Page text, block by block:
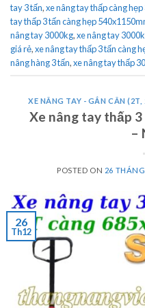
tay 3 tấn,xe nâng tay thấp càng
tay thấp 3 tấn càng hẹp
nâng tay 3000kg,xe nâng tay
giá rẻ,xe nâng tay thấp 3 tấn càng
nâng hàng 3 tấn,xe nâng tay thấp
XE NÂNG TAY - GẮN CÂN (2T,
Xe nâng tay thấp
–
POSTED ON 26
26
Th12